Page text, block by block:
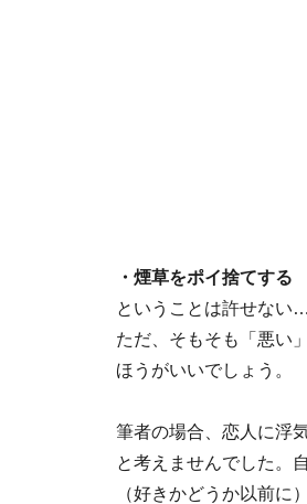
・煙草をポイ捨てする
ということは許せない
ただ、そもそも「悪い
ほうがいいでしょう。
筆者の場合、恋人に浮
と考えませんでした。
（好きかどうか以前に